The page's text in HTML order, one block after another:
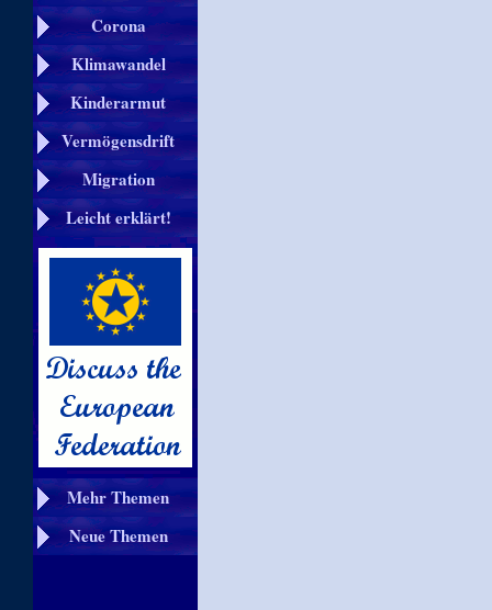
Corona
Klimawandel
Kinderarmut
Vermögensdrift
Migration
Leicht erklärt!
Mehr Themen
Neue Themen